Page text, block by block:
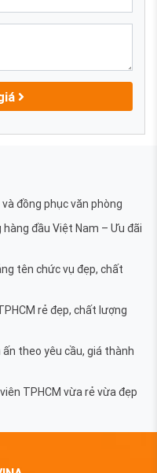
đồng phục văn phòng
đầu Việt Nam – Ưu đãi
tên chức vụ đẹp, chất
rẻ đẹp, chất lượng
TPHCM vừa rẻ vừa đẹp